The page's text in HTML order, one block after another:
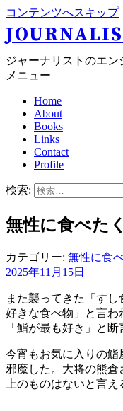
コンテンツへスキップ
ジャーナリストのエ
メニュー
Home
About
Books
Links
Contact
Profile
検索:
無性に食べた
カテゴリー: 無性に食
2025年11月15日
また襲ってきた「す
好きな食べ物」と言
「鮨が最も好き」と断
今宵もお気に入りの
邪魔した。大将の熊
上のものはないと言